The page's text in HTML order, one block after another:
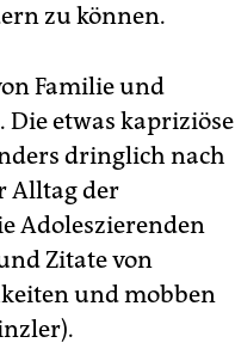
zu können.
Familie und
etwas kapriziöse
dringlich nach
Alltag der
Adoleszierenden
Zitate von
und mobben